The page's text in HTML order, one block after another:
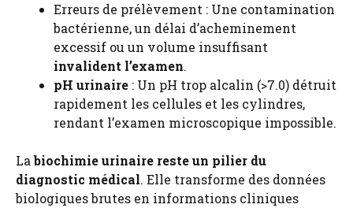
Erreurs de prélèvement : Une contamination
bactérienne, un délai d’acheminement
excessif ou un volume insuffisant
invalident l’examen.
pH urinaire : Un pH trop alcalin (>7.0) détruit
rapidement les cellules et les cylindres,
rendant l’examen microscopique impossible.
Labiochimie urinaire reste un pilier du
diagnostic médical. Elle transforme des données
biologiques brutes en informations cliniques